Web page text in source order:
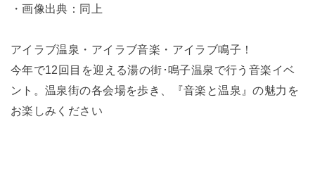
・画像出典：同上
アイラブ温泉・アイラブ音楽・アイラブ鳴子！
今年で12回目を迎える湯の街･鳴子温泉で行う音楽イベ
ント。温泉街の各会場を歩き、『音楽と温泉』の魅力を
お楽しみください